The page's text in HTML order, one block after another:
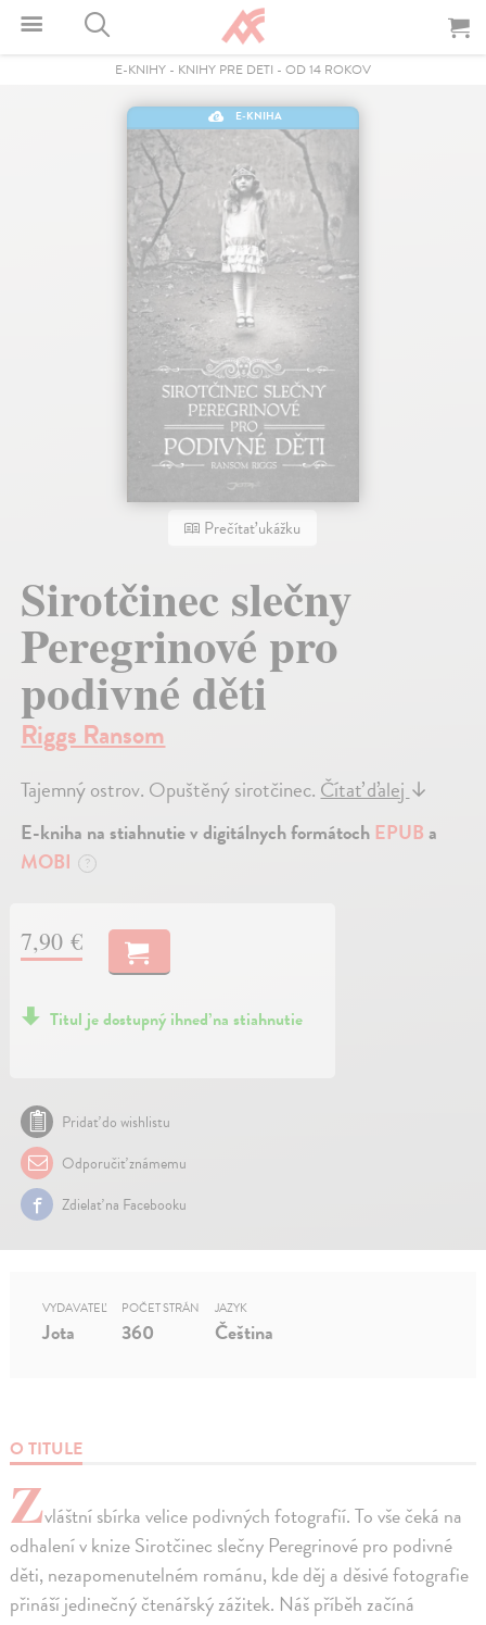
E-KNIHY - KNIHY PRE DETI - OD 14 ROKOV
E-KNIHA
Prečítať ukážku
Sirotčinec slečny
Peregrinové pro
podivné děti
Riggs Ransom
Tajemný ostrov. Opuštěný sirotčinec. Čítať ďalej ↓
E-kniha na stiahnutie v digitálnych formátoch EPUBa
MOBI
?
7,90 €
Titul je dostupný ihneď na stiahnutie
Pridať do wishlistu
Odporučiť známemu
Zdielať na Facebooku
O TITULE
Zvláštní sbírka velice podivných fotografií. To vše čeká na
odhalení v knize Sirotčinec slečny Peregrinové pro podivné
děti, nezapomenutelném románu, kde děj a děsivé fotografie
přináší jedinečný čtenářský zážitek. Náš příběh začíná
VYDAVATEĽ
Jota
POČET STRÁN
360
JAZYK
Čeština